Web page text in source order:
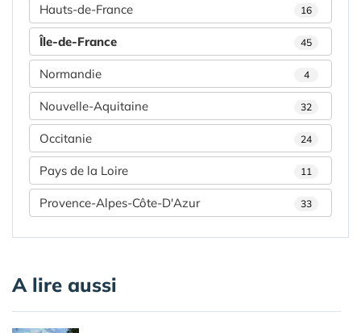
Hauts-de-France 16
Île-de-France 45
Normandie 4
Nouvelle-Aquitaine 32
Occitanie 24
Pays de la Loire 11
Provence-Alpes-Côte-D'Azur 33
A lire aussi